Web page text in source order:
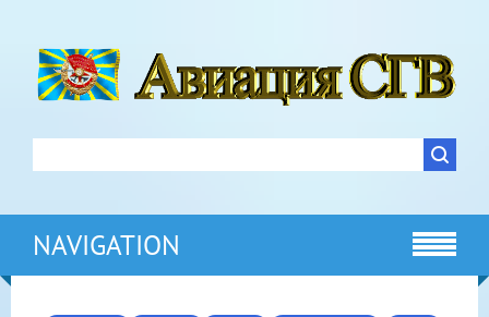
NAVIGATION